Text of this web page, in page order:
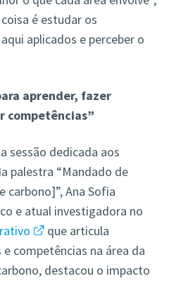
é estudar os
aplicados e perceber o
aprender, fazer
competências”
sessão dedicada aos
palestra “Mandado de
carbono]”, Ana Sofia
e atual investigadora no
que articula
competências na área da
destacou o impacto